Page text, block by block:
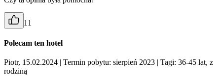
11
Polecam ten hotel
Piotr, 15.02.2024 | Termin pobytu: sierpień 2023 | Tagi: 36-45 lat, z
rodziną